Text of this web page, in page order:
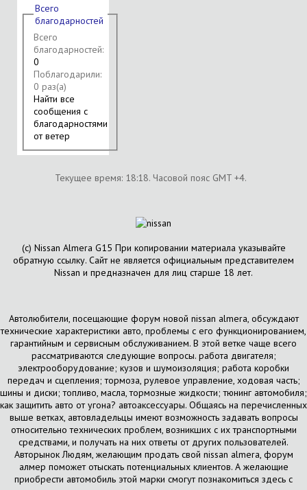
Всего
благодарностей
Всего
благодарностей:
0
Поблагодарили:
0 раз(а)
Найти все
сообщения с
благодарностями
от ветер
Текущее время: 18:18. Часовой пояс GMT +4.
(с) Nissan Almera G15 При копировании материала указывайте
обратную ссылку. Сайт не является официальным представителем
Nissan и предназначен для лиц старше 18 лет.
Автолюбители, посещающие форум новой nissan almera, обсуждают
технические характеристики авто, проблемы с его функционированием,
гарантийным и сервисным обслуживанием. В этой ветке чаще всего
рассматриваются следующие вопросы. работа двигателя;
электрооборудование; кузов и шумоизоляция; работа коробки
передач и сцепления; тормоза, рулевое управление, ходовая часть;
шины и диски; топливо, масла, тормозные жидкости; тюнинг автомобиля;
как защитить авто от угона? автоаксессуары. Общаясь на перечисленных
выше ветках, автовладельцы имеют возможность задавать вопросы
относительно технических проблем, возникших с их транспортными
средствами, и получать на них ответы от других пользователей.
Авторынок Людям, желающим продать свой nissan almera, форум
алмер поможет отыскать потенциальных клиентов. А желающие
приобрести автомобиль этой марки смогут познакомиться здесь с